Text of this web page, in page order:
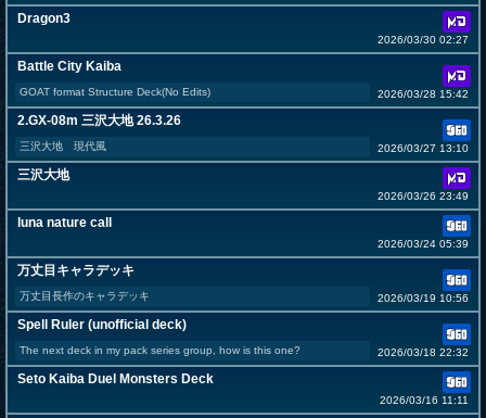
Dragon3
2026/03/30 02:27
Battle City Kaiba
GOAT format Structure Deck(No Edits) 2026/03/28 15:42
2.GX-08m 三沢大地 26.3.26
三沢大地 現代風 2026/03/27 13:10
三沢大地
2026/03/26 23:49
luna nature call
2026/03/24 05:39
万丈目キャラデッキ
万丈目長作のキャラデッキ 2026/03/19 10:56
Spell Ruler (unofficial deck)
The next deck in my pack series group, how is this one? 2026/03/18 22:32
Seto Kaiba Duel Monsters Deck
2026/03/16 11:11